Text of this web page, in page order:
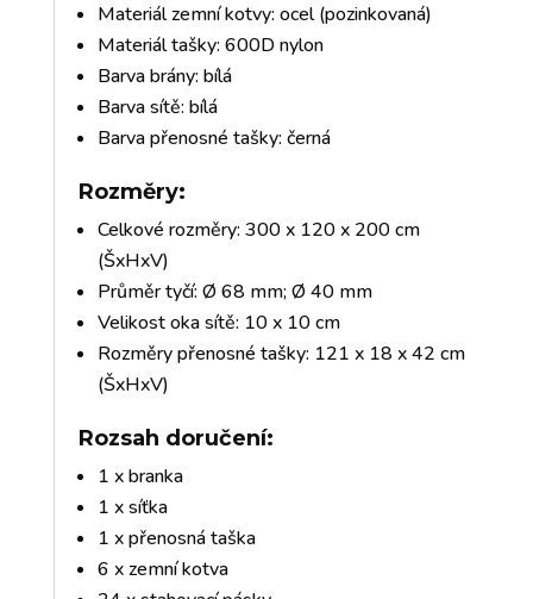
Materiál zemní kotvy: ocel (pozinkovaná)
Materiál tašky: 600D nylon
Barva brány: bílá
Barva sítě: bílá
Barva přenosné tašky: černá
Rozměry:
Celkové rozměry: 300 x 120 x 200 cm
(ŠxHxV)
Průměr tyčí: Ø 68 mm; Ø 40 mm
Velikost oka sítě: 10 x 10 cm
Rozměry přenosné tašky: 121 x 18 x 42 cm
(ŠxHxV)
Rozsah doručení:
1 x branka
1 x síťka
1 x přenosná taška
6 x zemní kotva